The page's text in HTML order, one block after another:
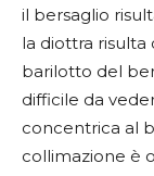
il bersaglio
la diottra
barilotto del
difficile da
concentrica al
collimazione è